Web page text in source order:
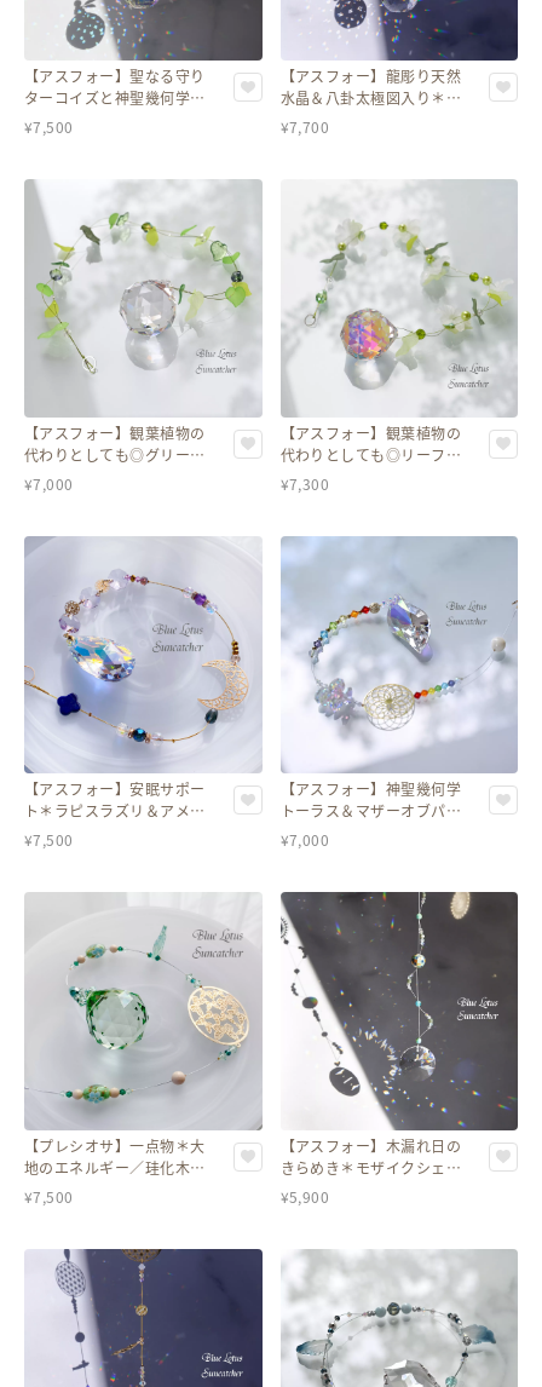
【アスフォー】聖なる守り
ターコイズと神聖幾何学ツ
リー・オブ・ライフ（生命
の樹）のサンキャッチャー
¥7,500
【アスフォー】龍彫り天然
水晶＆八卦太極図入り＊陰
と陽のサンキャッチャー
¥7,700
【アスフォー】観葉植物の
代わりとしても◎グリーン
リーフのボタニカルサンキ
ャッチャー
¥7,000
【アスフォー】観葉植物の
代わりとしても◎リーフと
フラワーのボタニカルサン
キャッチャー
¥7,300
【アスフォー】安眠サポー
ト＊ラピスラズリ＆アメジ
スト入り 月モチーフ しずく
型サンキャッチャー
¥7,500
【アスフォー】神聖幾何学
トーラス＆マザーオブパー
ル＊チャクラカラーのオー
ロラサンキャッチャー
¥7,000
【プレシオサ】一点物＊大
地のエネルギー／珪化木と
蝶のグリーンサンキャッチ
ャー
¥7,500
【アスフォー】木漏れ日の
きらめき＊モザイクシェル
とグリーン＆ブルーのサン
キャッチャー
¥5,900